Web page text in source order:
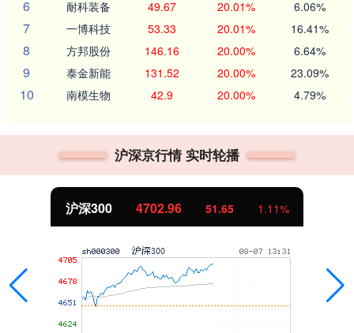
6 耐科装备 49.67 20.01% 6.06%
7 一博科技 53.33 20.01% 16.41%
8 方邦股份 146.16 20.00% 6.64%
9 泰金新能 131.52 20.00% 23.09%
10 南模生物 42.9 20.00% 4.79%
沪深京行情 实时轮播
51.65 1.11%